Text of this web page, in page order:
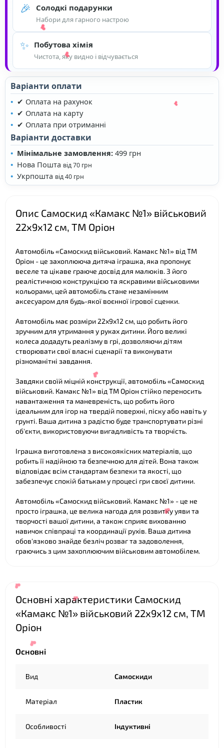
🎉 Солодкі подарунки
Набори для гарного настрою
✨ Побутова хімія
Чистота, яку видно і відчувається
Варіанти оплати
✔ Оплата на рахунок
✔ Оплата на карту
✔ Оплата при отриманні
Варіанти доставки
Мінімальне замовлення: 499 грн
Нова Пошта від 70 грн
Укрпошта від 40 грн
Опис Самоскид «Камакс №1» військовий
22х9х12 см, ТМ Оріон
Автомобіль «Самоскид військовий. Камакс №1» від ТМ
Оріон - це захоплююча дитяча іграшка, яка пропонує
веселе та цікаве граюче досвід для малюків. З його
реалістичною конструкцією та яскравими військовими
кольорами, цей автомобіль стане незамінним
аксесуаром для будь-якої воєнної ігрової сценки.
Автомобіль має розміри 22х9х12 см, що робить його
зручним для утримання у руках дитини. Його великі
колеса додадуть реалізму в грі, дозволяючи дітям
створювати свої власні сценарії та виконувати
різноманітні завдання.
Завдяки своїй міцній конструкції, автомобіль «Самоскид
військовий. Камакс №1» від ТМ Оріон стійко переносить
навантаження та маневреність, що робить його
ідеальним для ігор на твердій поверхні, піску або навіть у
грунті. Ваша дитина з радістю буде транспортувати різні
об'єкти, використовуючи вигадливість та творчість.
Іграшка виготовлена з високоякісних матеріалів, що
робить її надійною та безпечною для дітей. Вона також
відповідає всім стандартам безпеки та якості, що
забезпечує спокій батькам у процесі гри своєї дитини.
Автомобіль «Самоскид військовий. Камакс №1» - це не
просто іграшка, це велика нагода для розвитку уяви та
творчості вашої дитини, а також сприяє вихованню
навичок співпраці та координації рухів. Ваша дитина
обов'язково знайде безліч розваг та задоволення,
граючись з цим захоплюючим військовим автомобілем.
Основні характеристики Самоскид
«Камакс №1» військовий 22х9х12 см, ТМ
Оріон
Основні
Вид Самоскиди
Матеріал Пластик
Особливості Індуктивні
❤
❤
❤